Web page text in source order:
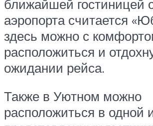
ближайшей гостиницей
аэропорта считается
здесь можно с
расположиться и
ожидании рейса.
Также в Уютном можно
расположиться в одной